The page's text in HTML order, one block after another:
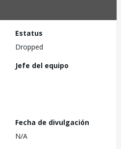
Estatus
Dropped
Jefe del equipo
Fecha de divulgación
N/A